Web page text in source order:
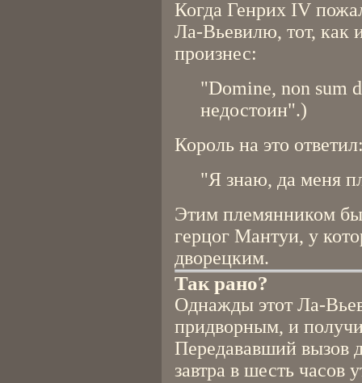
Когда Генрих IV
Ла-Вьевилю, тот, как
произнес:
"Domine, non sum
недостоин".)
Король на это
"Я знаю, да меня
Этим племянником
герцог Мантуи, у
дворецким.
Так рано?
Однажды этот Ла-
придворным, и
Передававший вызов
завтра в шесть часов